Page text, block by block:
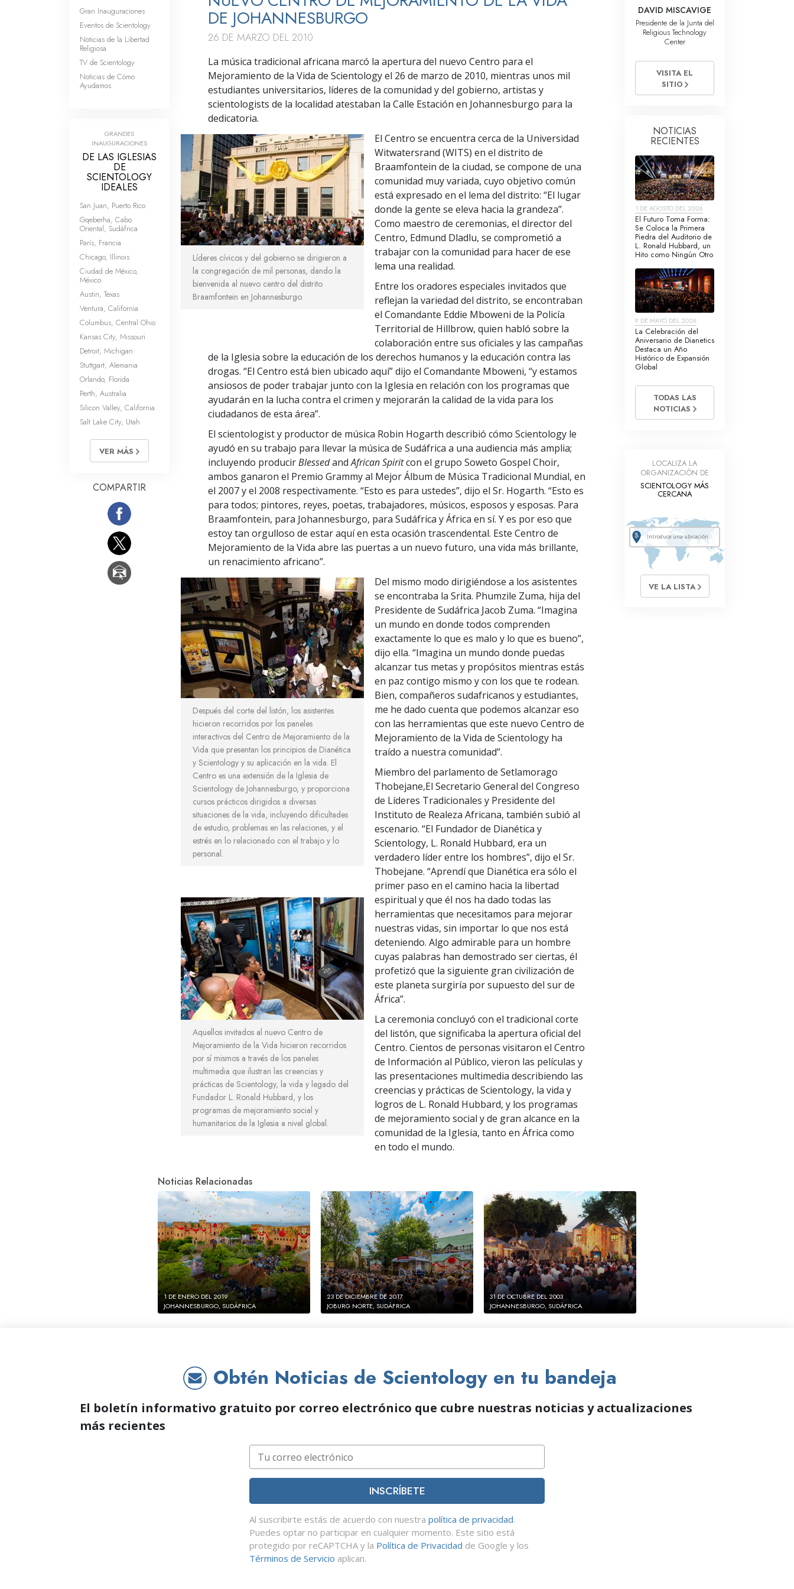
GRAN
INAUGURACIÓN
DE JOHANNESBURGO
26 DE MARZO DEL 2010
La música tradicional africana marcó la apertura del nuevo Centro para el
Mejoramiento de la Vida de Scientology el 26 de marzo de 2010, mientras unos mil
estudiantes universitarios, líderes de la comunidad y del gobierno, artistas y
scientologists de la localidad atestaban la Calle Estación en Johannesburgo para la
dedicatoria.
Líderes cívicos y del gobierno se dirigieron a
la congregación de mil personas, dando la
bienvenida al nuevo centro del distrito
Braamfontein en Johannesburgo.
El Centro se encuentra cerca de la Universidad
Witwatersrand (WITS) en el distrito de
Braamfontein de la ciudad, se compone de una
comunidad muy variada, cuyo objetivo común
está expresado en el lema del distrito: “El lugar
donde la gente se eleva hacia la grandeza”.
Como maestro de ceremonias, el director del
Centro, Edmund Dladlu, se comprometió a
trabajar con la comunidad para hacer de ese
lema una realidad.
Entre los oradores especiales invitados que
reflejan la variedad del distrito, se encontraban
el Comandante Eddie Mboweni de la Policía
Territorial de Hillbrow, quien habló sobre la
colaboración entre sus oficiales y las campañas
de la Iglesia sobre la educación de los derechos humanos y la educación contra las
drogas. “El Centro está bien ubicado aquí” dijo el Comandante Mboweni, “y estamos
ansiosos de poder trabajar junto con la Iglesia en relación con los programas que
ayudarán en la lucha contra el crimen y mejorarán la calidad de la vida para los
ciudadanos de esta área”.
El scientologist y productor de música Robin Hogarth describió cómo Scientology le
ayudó en su trabajo para llevar la música de Sudáfrica a una audiencia más amplia;
incluyendo producirBlessedandAfrican Spiritcon el grupo Soweto Gospel Choir,
ambos ganaron el Premio Grammy al Mejor Álbum de Música Tradicional Mundial, en
el 2007 y el 2008 respectivamente. “Esto es para ustedes”, dijo el Sr. Hogarth. “Esto es
para todos; pintores, reyes, poetas, trabajadores, músicos, esposos y esposas. Para
Braamfontein, para Johannesburgo, para Sudáfrica y África en sí. Y es por eso que
estoy tan orgulloso de estar aquí en esta ocasión trascendental. Este Centro de
Mejoramiento de la Vida abre las puertas a un nuevo futuro, una vida más brillante,
un renacimiento africano”.
Después del corte del listón, los asistentes
hicieron recorridos por los paneles
interactivos del Centro de Mejoramiento de la
Vida que presentan los principios de Dianética
y Scientology y su aplicación en la vida. El
Centro es una extensión de la Iglesia de
Scientology de Johannesburgo, y proporciona
cursos prácticos dirigidos a diversas
situaciones de la vida, incluyendo dificultades
de estudio, problemas en las relaciones, y el
estrés en lo relacionado con el trabajo y lo
personal.
Aquellos invitados al nuevo Centro de
Mejoramiento de la Vida hicieron recorridos
por sí mismos a través de los paneles
multimedia que ilustran las creencias y
prácticas de Scientology, la vida y legado del
Fundador L. Ronald Hubbard, y los
programas de mejoramiento social y
humanitarios de la Iglesia a nivel global.
Del mismo modo dirigiéndose a los asistentes
se encontraba la Srita. Phumzile Zuma, hija del
Presidente de Sudáfrica Jacob Zuma. “Imagina
un mundo en donde todos comprenden
exactamente lo que es malo y lo que es bueno”,
dijo ella. “Imagina un mundo donde puedas
alcanzar tus metas y propósitos mientras estás
en paz contigo mismo y con los que te rodean.
Bien, compañeros sudafricanos y estudiantes,
me he dado cuenta que podemos alcanzar eso
con las herramientas que este nuevo Centro de
Mejoramiento de la Vida de Scientology ha
traído a nuestra comunidad”.
Miembro del parlamento de Setlamorago
Thobejane,El Secretario General del Congreso
de Líderes Tradicionales y Presidente del
Instituto de Realeza Africana, también subió al
escenario. “El Fundador de Dianética y
Scientology, L. Ronald Hubbard, era un
verdadero líder entre los hombres”, dijo el Sr.
Thobejane. “Aprendí que Dianética era sólo el
primer paso en el camino hacia la libertad
espiritual y que él nos ha dado todas las
herramientas que necesitamos para mejorar
nuestras vidas, sin importar lo que nos está
deteniendo. Algo admirable para un hombre
cuyas palabras han demostrado ser ciertas, él
profetizó que la siguiente gran civilización de
este planeta surgiría por supuesto del sur de
África”.
La ceremonia concluyó con el tradicional corte
del listón, que significaba la apertura oficial del
Centro. Cientos de personas visitaron el Centro
de Información al Público, vieron las películas y
las presentaciones multimedia describiendo las
creencias y prácticas de Scientology, la vida y
logros de L. Ronald Hubbard, y los programas
de mejoramiento social y de gran alcance en la
comunidad de la Iglesia, tanto en África como
en todo el mundo.
Gran Inauguraciones
Eventos de Scientology
Noticias de la Libertad
Religiosa
TV de Scientology
Noticias de Cómo
Ayudamos
GRANDES
INAUGURACIONES
DE LAS IGLESIAS
DE
SCIENTOLOGY
IDEALES
San Juan, Puerto Rico
Gqeberha, Cabo
Oriental, Sudáfrica
París, Francia
Chicago, Illinois
Ciudad de México,
México
Austin, Texas
Ventura, California
Columbus, Central Ohio
Kansas City, Missouri
Detroit, Michigan
Stuttgart, Alemania
Orlando, Florida
Perth, Australia
Silicon Valley, California
Salt Lake City, Utah
VER MÁS
COMPARTIR
DAVID MISCAVIGE
Presidente de la Junta del
Religious Technology
Center
VISITA EL
SITIO
NOTICIAS
RECIENTES
1 DE AGOSTO DEL 2026
El Futuro Toma Forma:
Se Coloca la Primera
Piedra del Auditorio de
L. Ronald Hubbard, un
Hito como Ningún Otro
9 DE MAYO DEL 2026
La Celebración del
Aniversario de Dianetics
Destaca un Año
Histórico de Expansión
Global
TODAS LAS
NOTICIAS
LOCALIZA LA
ORGANIZACIÓN DE
SCIENTOLOGY MÁS
CERCANA
VE LA LISTA
Noticias Relacionadas
1 DE ENERO DEL 2019
JOHANNESBURGO, SUDÁFRICA
23 DE DICIEMBRE DE 2017
JOBURG NORTE, SUDÁFRICA
31 DE OCTUBRE DEL 2003
JOHANNESBURGO, SUDÁFRICA
Obtén Noticias de Scientology en tu bandeja
El boletín informativo gratuito por correo electrónico que cubre nuestras noticias y actualizaciones
más recientes
INSCRÍBETE
Al suscribirte estás de acuerdo con nuestra política de privacidad.
Puedes optar no participar en cualquier momento. Este sitio está
protegido por reCAPTCHA y la Política de Privacidad de Google y los
Términos de Servicio aplican.